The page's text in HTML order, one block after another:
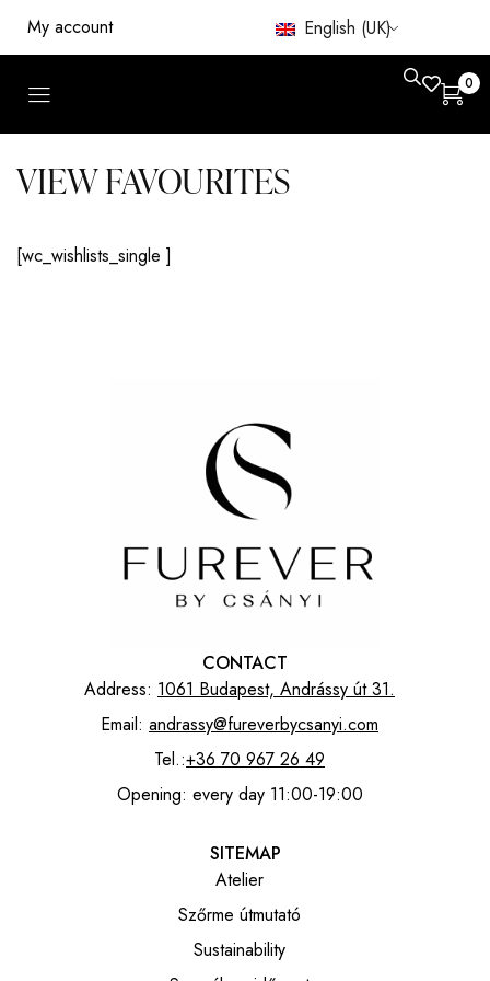
My account English (UK)
0
VIEW FAVOURITES
[wc_wishlists_single ]
CONTACT
Address: 1061 Budapest, Andrássy út 31.
Email: andrassy@fureverbycsanyi.com
Tel.:+36 70 967 26 49
Opening: every day 11:00-19:00
SITEMAP
Atelier
Szőrme útmutató
Sustainability